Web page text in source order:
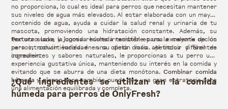
no proporciona, lo cual es ideal para perros que necesitan mantener
sus niveles de agua más elevados. Al estar elaborada con un mayor
contenido de agua, ayuda a cuidar la salud renal y urinaria de tu
mascota, promoviendo una hidratación constante. Además, su
textura suave y jugosaresulta irresistible para la mayoría de los
perros, convirtiéndola en una opción más apetitosa y fácil de
consumir.
Por otro lado, la comida húmeda también es una excelente opción
para introducir variedad en su dieta diaria. Al incluir diferentes
ingredientes y sabores naturales, le proporcionas a tu perro una
experiencia gustativa única, manteniendo su interés en la comida y
evitando que se aburra de una dieta monótona. Combinar comida
húmeda y pienso secotambién puede ser una gran estrategia para
una alimentación equilibrada y completa.
¿Qué ingredientes se utilizan en la comida
húmeda para perros de OnlyFresh?